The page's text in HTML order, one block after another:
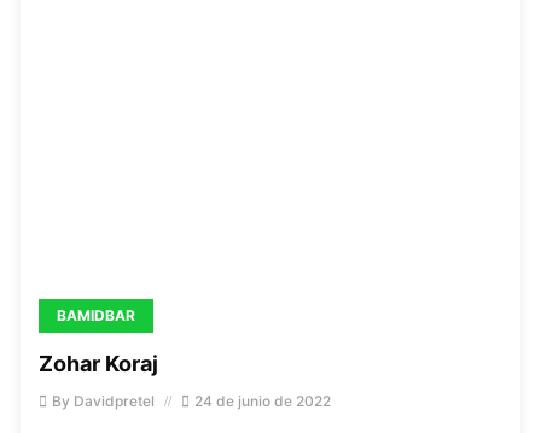
BAMIDBAR
Zohar Koraj
By Davidpretel 24 de junio de 2022